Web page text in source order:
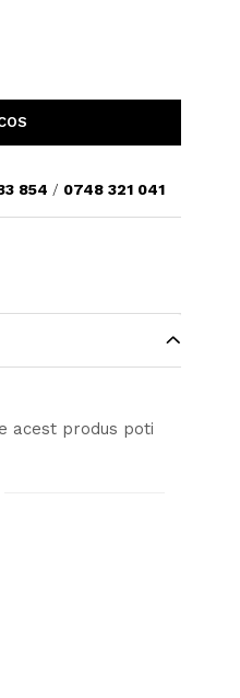
854 / 0748 321 041
acest produs poti